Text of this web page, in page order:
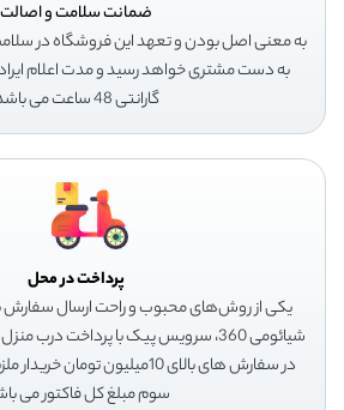
ضمانت سلامت و اصالت
به معنی اصل بودن و تعهد این فروشگاه در
به دست مشتری خواهد رسید و مدت اعلام ایراد
گارانتی 48 ساعت می باشد.
پرداخت در محل
یکی از روش‌های محبوب و راحت ارسال سفارش
شیائومی 360، سرویس پیک با پرداخت
در سفارش های بالای 10میلیون
سوم مبلغ کل فاکتور می